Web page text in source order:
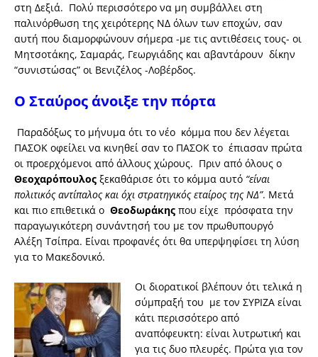
στη Δεξιά. Πολύ περισσότερο να μη συμβάλλει στη
παλινόρθωση της χειρότερης ΝΔ όλων των εποχών, σαν
αυτή που διαμορφώνουν σήμερα -με τις αντιθέσεις τους- οι
Μητσοτάκης, Σαμαράς, Γεωργιάδης και αβαντάρουν δίκην
“συνιστώσας” οι Βενιζέλος -Λοβέρδος.
Ο Σταύρος άνοιξε την πόρτα
Παραδόξως το μήνυμα ότι το νέο κόμμα που δεν λέγεται
ΠΑΣΟΚ οφείλει να κινηθεί σαν το ΠΑΣΟΚ το έπιασαν πρώτα
οι προερχόμενοι από άλλους χώρους. Πριν από όλους ο
Θεοχαρόπουλος ξεκαθάρισε ότι το κόμμα αυτό “είναι
πολιτικός αντίπαλος και όχι στρατηγικός εταίρος της ΝΔ”. Μετά
και πιο επιθετικά ο Θεοδωράκης που είχε πρόσφατα την
παραγωγικότερη συνάντησή του με τον πρωθυπουργό
Αλέξη Τσίπρα. Είναι προφανές ότι θα υπερψηφίσει τη λύση
για το Μακεδονικό.
Οι διορατικοί βλέπουν ότι τελικά η
σύμπραξή του με τον ΣΥΡΙΖΑ είναι
κάτι περισσότερο από
αναπόφευκτη: είναι λυτρωτική και
για τις δυο πλευρές. Πρώτα για τον